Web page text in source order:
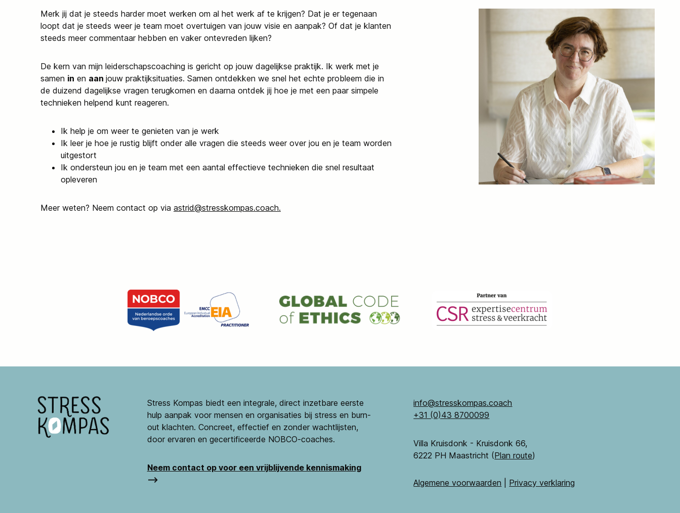
Merk jij dat je steeds harder moet werken om al het werk af te krijgen? Dat je er tegenaan
loopt dat je steeds weer je team moet overtuigen van jouw visie en aanpak? Of dat je klanten
steeds meer commentaar hebben en vaker ontevreden lijken?
De kern van mijn leiderschapscoaching is gericht op jouw dagelijkse praktijk. Ik werk met je
samen in en aan jouw praktijksituaties. Samen ontdekken we snel het echte probleem die in
de duizend dagelijkse vragen terugkomen en daarna ontdek jij hoe je met een paar simpele
technieken helpend kunt reageren.
Ik help je om weer te genieten van je werk
Ik leer je hoe je rustig blijft onder alle vragen die steeds weer over jou en je team worden
uitgestort
Ik ondersteun jou en je team met een aantal effectieve technieken die snel resultaat
opleveren
Meer weten? Neem contact op via astrid@stresskompas.coach.
Stress Kompas biedt een integrale, direct inzetbare eerste
hulp aanpak voor mensen en organisaties bij stress en burn-
out klachten. Concreet, effectief en zonder wachtlijsten,
door ervaren en gecertificeerde NOBCO-coaches.
Neem contact op voor een vrijblijvende kennismaking
⟶
info@stresskompas.coach
+31 (0)43 8700099
Villa Kruisdonk - Kruisdonk 66,
6222 PH Maastricht (Plan route)
Algemene voorwaarden Privacy verklaring